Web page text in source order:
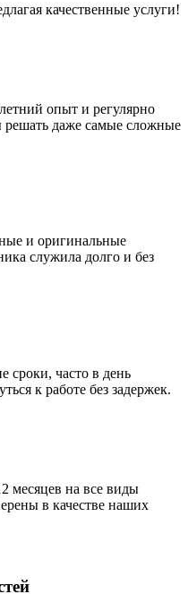
качественные услуги!
опыт и регулярно
даже самые сложные
и оригинальные
служила долго и без
сроки, часто в день
к работе без задержек.
месяцев на все виды
в качестве наших